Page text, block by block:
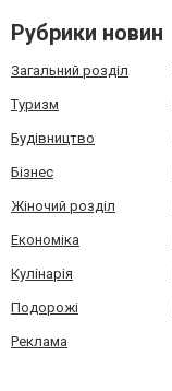
Рубрики новин
Загальний розділ
Туризм
Будівництво
Бізнес
Жіночий розділ
Економіка
Кулінарія
Подорожі
Реклама